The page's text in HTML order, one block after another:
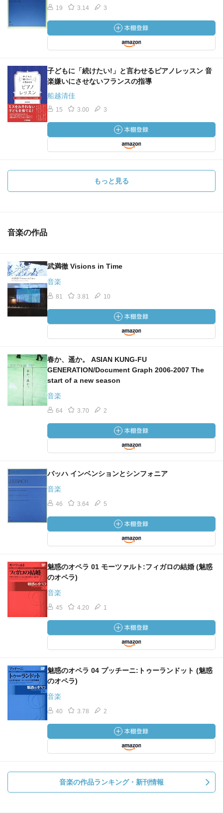
19 3.14 3
子どもに「続けたい!」と言わせるピアノレッスン 音
楽嫌いにさせないフランスの指導
船越清佳
15 3.00 3
もっと見る
音楽の作品
武満徹 Visions in Time
音楽
81 3.81 10
春か、遥か。 ASIAN KUNG‐FU
GENERATION/Document Graph 2006‐2007 The
start of a new season
音楽
64 3.70 2
バッハ インベンションとシンフォニア
音楽
46 3.64 5
魅惑のオペラ 01 モーツァルト:フィガロの結婚 (魅惑
のオペラ)
音楽
45 4.20 1
魅惑のオペラ 04 プッチーニ:トゥーランドット (魅惑
のオペラ)
音楽
40 3.78 2
音楽の作品ランキング・新刊情報